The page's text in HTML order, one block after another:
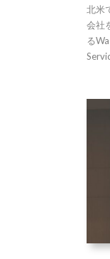
北米
会社
る